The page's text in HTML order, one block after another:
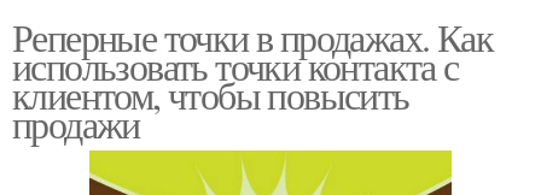
Реперные точки в продажах. Как
использовать точки контакта с
клиентом, чтобы повысить
продажи